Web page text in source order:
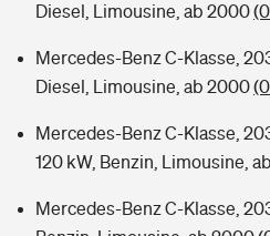
Diesel, Limousine, ab 2000
Mercedes-Benz C-Klasse,
Diesel, Limousine, ab 2000
Mercedes-Benz C-Klasse,
120 kW, Benzin, Limousine,
Mercedes-Benz C-Klasse,